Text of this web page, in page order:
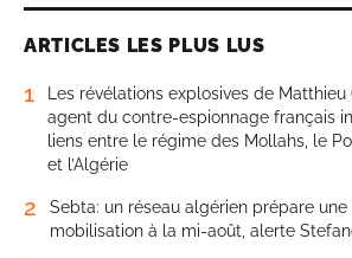
ARTICLES LES PLUS LUS
1
Les révélations explosives de
agent du contre-espionnage français
liens entre le régime des Mollahs, le
et l’Algérie
2
Sebta: un réseau algérien prépare une
mobilisation à la mi-août, alerte